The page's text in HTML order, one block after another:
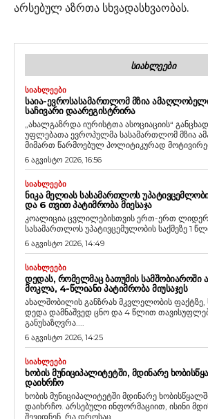
არსებულ აზრთა სხვადასხვაობას.
ᲡᲘᲐᲮᲚᲔᲔᲑᲘ
ᲡᲘᲐᲮᲚᲔᲔᲑᲘ
ᲡᲐᲘᲐ-ᲔᲕᲠᲝᲡᲐᲡᲐᲛᲐᲠᲗᲚᲝᲛ ᲛᲖᲘᲐ
ᲡᲐᲩᲘᲕᲐᲠᲘ ᲓᲐᲐᲠᲔᲒᲘᲡᲢᲠᲘᲠᲐ
„ახალგაზრდა იურისტთა ასოციაციის“
უფლებათა ევროპულმა სასამართლომ მზია
მიმართ წარმოებულ პოლიტიკურად
6 აგვისტო 2026, 16:56
ᲡᲘᲐᲮᲚᲔᲔᲑᲘ
ᲜᲘᲙᲐ ᲛᲔᲚᲘᲐᲡ ᲡᲐᲡᲐᲛᲐᲠᲗᲚᲝᲡ
ᲓᲐ 6 ᲗᲕᲘᲗ ᲞᲐᲢᲘᲛᲠᲝᲑᲐ ᲛᲘᲔᲡᲐᲯᲐ
კოალიცია ცვლილებისთვის ერთ-ერთ
სასამართლოს უპატივცემულობის საქმეზე 1
6 აგვისტო 2026, 14:49
ᲡᲘᲐᲮᲚᲔᲔᲑᲘ
ᲓᲔᲓᲐᲡ, ᲠᲝᲛᲔᲚᲛᲐᲪ ᲑᲐᲗᲣᲛᲘᲡ ᲡᲐᲛᲨᲝᲑᲘᲐᲠᲝᲨᲘ
ᲛᲝᲙᲚᲐ, 4-ᲬᲚᲘᲐᲜᲘ ᲞᲐᲢᲘᲛᲠᲝᲑᲐ ᲛᲘᲣᲡᲐᲯᲔᲡ
ახალშობილის განზრახ მკვლელობის
დედა დამნაშვედ ცნო და 4 წლით
განუსაზღვრა....
6 აგვისტო 2026, 14:25
ᲡᲘᲐᲮᲚᲔᲔᲑᲘ
ᲮᲝᲑᲘᲡ ᲛᲣᲜᲘᲪᲘᲞᲐᲚᲘᲢᲔᲢᲨᲘ, ᲛᲓᲘᲜᲐᲠᲔ
ᲓᲐᲘᲮᲠᲩᲝ
ხობის მუნიციპალიტეტში მდინარე
დაიხრჩო. არსებული ინფორმაციით, ისინი
შევიდნენ, რა დროსაც...